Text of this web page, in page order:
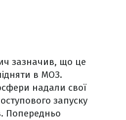
зазначив, що це
в МОЗ.
надали свої
запуску
Попередньо